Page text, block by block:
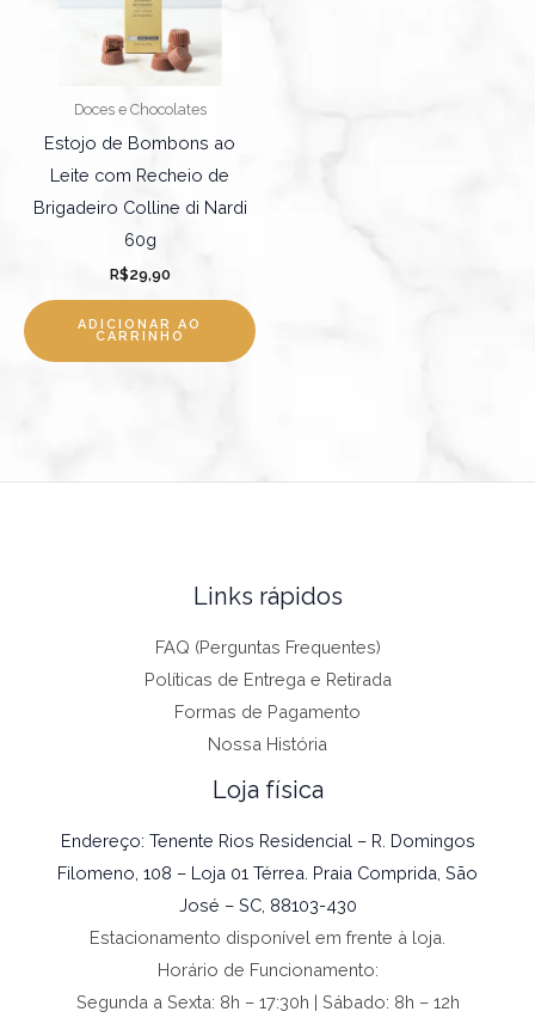
Doces e Chocolates
Estojo de Bombons ao
Leite com Recheio de
Brigadeiro Colline di Nardi
60g
R$29,90
ADICIONAR AO
CARRINHO
Links rápidos
FAQ (Perguntas Frequentes)
Políticas de Entrega e Retirada
Formas de Pagamento
Nossa História
Loja física
Endereço: Tenente Rios Residencial – R. Domingos
Filomeno, 108 – Loja 01 Térrea. Praia Comprida, São
José – SC, 88103-430
Estacionamento disponível em frente à loja.
Horário de Funcionamento:
Segunda a Sexta: 8h – 17:30h | Sábado: 8h – 12h